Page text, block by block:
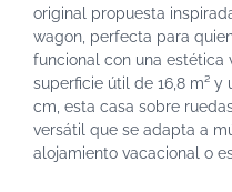
original propuesta
wagon, perfecta para
funcional con una estética
superficie útil de 16,8 m²
cm, esta casa sobre
versátil que se adapta a
alojamiento vacacional o